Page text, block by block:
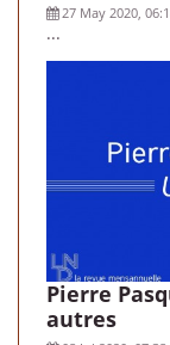
27 May 2020,
...
Pierre
autres